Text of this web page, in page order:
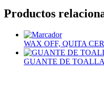
Productos
WAX OFF, QUITA
GUANTE DE